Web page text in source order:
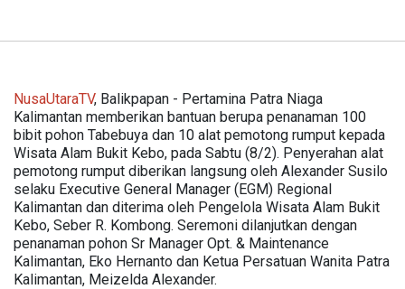
NusaUtaraTV, Balikpapan - Pertamina Patra Niaga
Kalimantan memberikan bantuan berupa penanaman 100
bibit pohon Tabebuya dan 10 alat pemotong rumput kepada
Wisata Alam Bukit Kebo, pada Sabtu (8/2). Penyerahan alat
pemotong rumput diberikan langsung oleh Alexander Susilo
selaku Executive General Manager (EGM) Regional
Kalimantan dan diterima oleh Pengelola Wisata Alam Bukit
Kebo, Seber R. Kombong. Seremoni dilanjutkan dengan
penanaman pohon Sr Manager Opt. & Maintenance
Kalimantan, Eko Hernanto dan Ketua Persatuan Wanita Patra
Kalimantan, Meizelda Alexander.